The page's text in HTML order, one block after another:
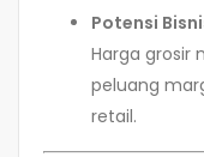
Potensi
Harga grosir
peluang
retail.